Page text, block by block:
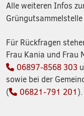
Alle weiteren Infos
Für Rückfragen
Frau Kania und Frau
06897-8568 303
sowie bei der
(
06821-791 201).